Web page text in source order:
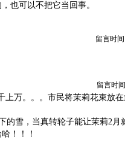
也可以不把它当回事。
留言时间
留言时
上万。。。市民将茉莉花束放
的雪，当真转轮子能让茉莉2月
！！！